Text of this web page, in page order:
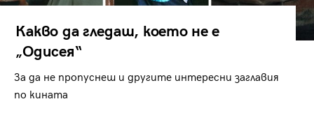
Какво да гледаш, което не е
„Одисея“
За да не пропуснеш и другите интересни заглавия
по кината